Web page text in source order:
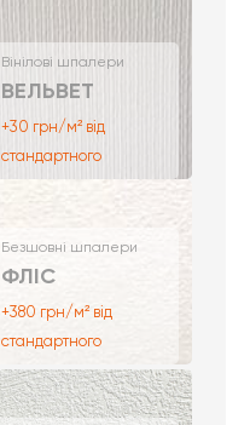
Вінілові шпалери
ВЕЛЬВЕТ
+30 грн/м² від
стандартного
Безшовні шпалери
ФЛІС
+380 грн/м² від
стандартного